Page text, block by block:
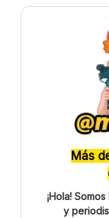
Más
¡Hola!
y